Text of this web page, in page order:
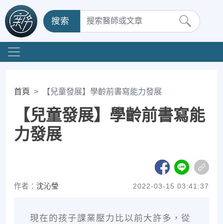
搜索
首頁 【兒童發展】學齡前書寫能力發展
【兒童發展】學齡前書寫能
力發展
作者： 沈沁瑩 2022-03-15 03:41:37
現在的孩子課業壓力比以前大許多，從